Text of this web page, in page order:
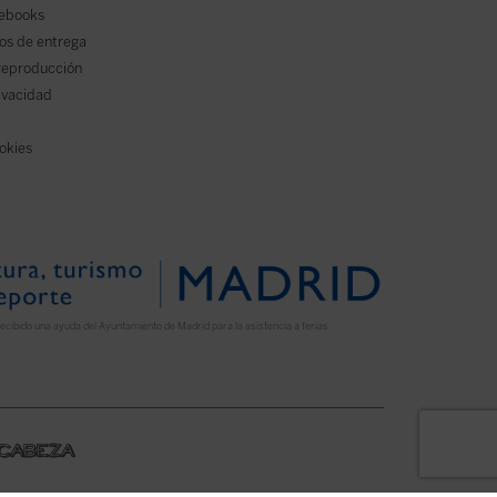
de entrega
una ayuda del Ayuntamiento de Madrid para la asistencia a ferias